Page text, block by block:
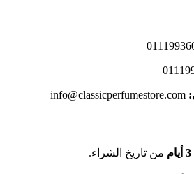
info@classicperfumestore.com
3 أيام من تاريخ الشراء.